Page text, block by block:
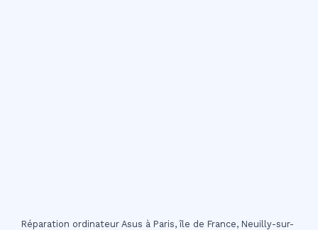
Réparation ordinateur Asus à Paris, île de France, Neuilly-sur-